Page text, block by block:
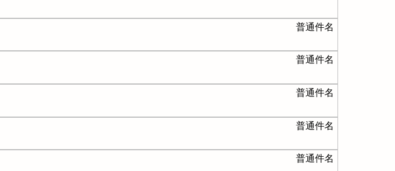
普通件名
普通件名
普通件名
普通件名
普通件名